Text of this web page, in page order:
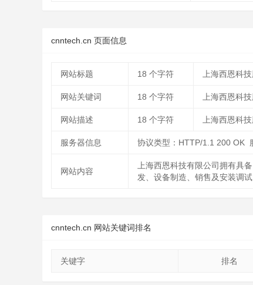
cnntech.cn 页面信息
网站标题 18 个字符 上海西恩科
网站关键词 18 个字符 上海西恩科
网站描述 18 个字符 上海西恩科
服务器信息 协议类型：HTTP/1.1 200 OK
网站内容
上海西恩科技有限公司拥有具
发、设备制造、销售及安装调
cnntech.cn 网站关键词排名
关键字 排名